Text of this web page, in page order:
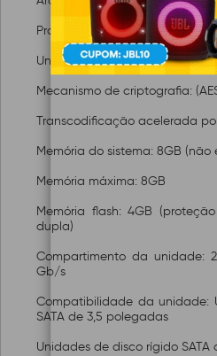
Processadores gráficos:
Unidade de Ponto Flutuante:
Mecanismo de criptografia:
Transcodificação acelerada
Memória do sistema: 8GB (não
Memória máxima: 8GB
Memória flash: 4GB
dupla)
Compartimento da unidade:
Gb/s
Compatibilidade da unidade:
SATA de 3,5 polegadas
Unidades de disco rígido